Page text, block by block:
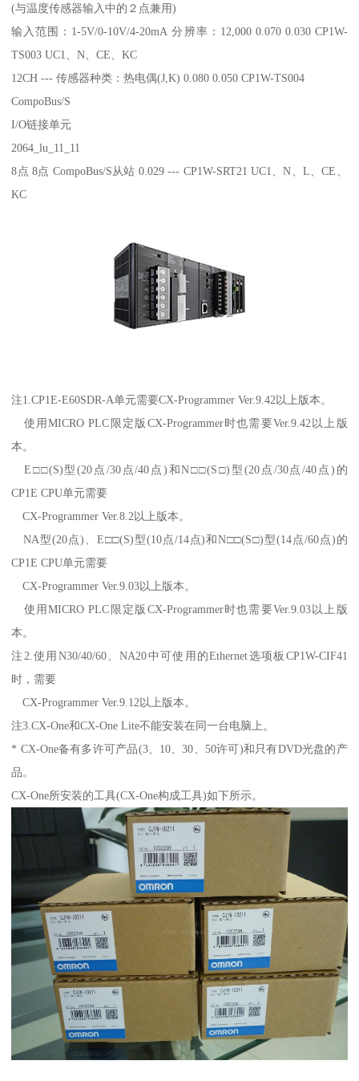
(与温度传感器输入中的２点兼用)
输入范围：1-5V/0-10V/4-20mA 分辨率：12,000 0.070 0.030 CP1W-
TS003 UC1、N、CE、KC
12CH --- 传感器种类：热电偶(J,K) 0.080 0.050 CP1W-TS004
CompoBus/S
I/O链接单元
2064_lu_11_11
8点 8点 CompoBus/S从站 0.029 --- CP1W-SRT21 UC1、N、L、CE、
KC
注1.CP1E-E60SDR-A单元需要CX-Programmer Ver.9.42以上版本。
使用MICRO PLC限定版CX-Programmer时也需要Ver.9.42以上版
本。
E□□(S)型(20点/30点/40点)和N□□(S□)型(20点/30点/40点)的
CP1E CPU单元需要
CX-Programmer Ver.8.2以上版本。
NA型(20点)、E□□(S)型(10点/14点)和N□□(S□)型(14点/60点)的
CP1E CPU单元需要
CX-Programmer Ver.9.03以上版本。
使用MICRO PLC限定版CX-Programmer时也需要Ver.9.03以上版
本。
注2.使用N30/40/60、NA20中可使用的Ethernet选项板CP1W-CIF41
时，需要
CX-Programmer Ver.9.12以上版本。
注3.CX-One和CX-One Lite不能安装在同一台电脑上。
* CX-One备有多许可产品(3、10、30、50许可)和只有DVD光盘的产
品。
CX-One所安装的工具(CX-One构成工具)如下所示。